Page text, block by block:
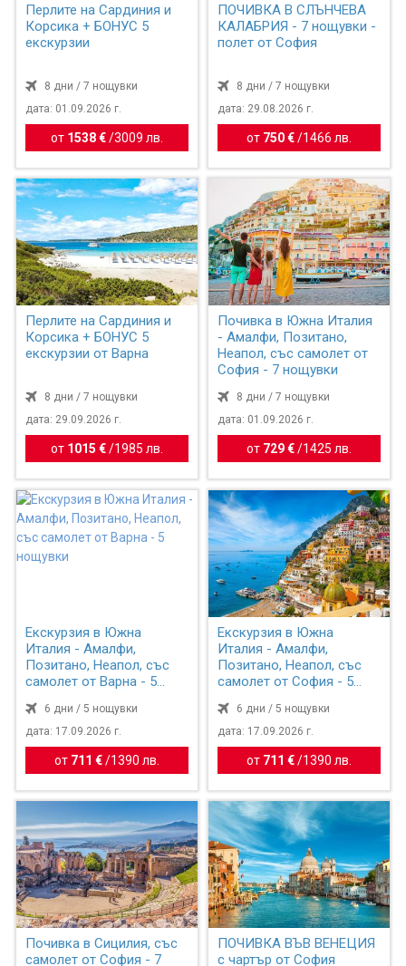
Перлите на Сардиния и
Корсика + БОНУС 5
екскурзии
8 дни / 7 нощувки
дата: 01.09.2026 г.
от 1538 € /3009 лв.
ПОЧИВКА В СЛЪНЧЕВА
КАЛАБРИЯ - 7 нощувки -
полет от София
8 дни / 7 нощувки
дата: 29.08.2026 г.
от 750 €/ 1466 лв.
Перлите на Сардиния и
Корсика + БОНУС 5
екскурзии от Варна
8 дни / 7 нощувки
дата: 29.09.2026 г.
от 1015 € / 1985 лв.
Почивка в Южна Италия
- Амалфи, Позитано,
Неапол, със самолет от
София - 7 нощувки
8 дни / 7 нощувки
дата: 01.09.2026 г.
от 729 €/ 1425 лв.
Екскурзия в Южна
Италия - Амалфи,
Позитано, Неапол, със
самолет от Варна - 5
6 дни / 5 нощувки
дата: 17.09.2026 г.
от 711 € / 1390 лв.
Екскурзия в Южна
Италия - Амалфи,
Позитано, Неапол, със
самолет от София - 5
6 дни / 5 нощувки
дата: 17.09.2026 г.
от 711 €/ 1390 лв.
Почивка в Сицилия, със
самолет от София - 7
ПОЧИВКА ВЪВ ВЕНЕЦИЯ
с чартър от София